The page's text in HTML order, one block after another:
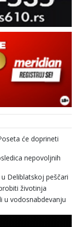
će doprineti
nepovoljnih
Deliblatskoj peščari
životinja
u vodosnabdevanju